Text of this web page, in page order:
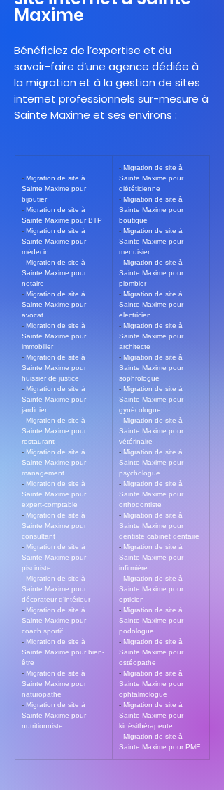
Maxime
Bénéficiez de l’expertise et du
savoir-faire d’une agence dédiée à
la migration et à la gestion de sites
internet professionnels sur-mesure à
Sainte Maxime et ses environs :
- Migration de site à
Sainte Maxime pour
bijoutier
- Migration de site à
Sainte Maxime pour BTP
- Migration de site à
Sainte Maxime pour
médecin
- Migration de site à
Sainte Maxime pour
notaire
- Migration de site à
Sainte Maxime pour
avocat
- Migration de site à
Sainte Maxime pour
immobilier
- Migration de site à
Sainte Maxime pour
huissier de justice
- Migration de site à
Sainte Maxime pour
jardinier
- Migration de site à
Sainte Maxime pour
restaurant
- Migration de site à
Sainte Maxime pour
management
- Migration de site à
Sainte Maxime pour
expert-comptable
- Migration de site à
Sainte Maxime pour
consultant
- Migration de site à
Sainte Maxime pour
pisciniste
- Migration de site à
Sainte Maxime pour
décorateur d’intérieur
- Migration de site à
Sainte Maxime pour
coach sportif
- Migration de site à
Sainte Maxime pour bien-
être
- Migration de site à
Sainte Maxime pour
naturopathe
- Migration de site à
Sainte Maxime pour
nutritionniste
- Migration de site à
Sainte Maxime pour
diététicienne
- Migration de site à
Sainte Maxime pour
boutique
- Migration de site à
Sainte Maxime pour
menuisier
- Migration de site à
Sainte Maxime pour
plombier
- Migration de site à
Sainte Maxime pour
electricien
- Migration de site à
Sainte Maxime pour
architecte
- Migration de site à
Sainte Maxime pour
sophrologue
- Migration de site à
Sainte Maxime pour
gynécologue
- Migration de site à
Sainte Maxime pour
vétérinaire
- Migration de site à
Sainte Maxime pour
psychologue
- Migration de site à
Sainte Maxime pour
orthodontiste
- Migration de site à
Sainte Maxime pour
dentiste cabinet dentaire
- Migration de site à
Sainte Maxime pour
infirmière
- Migration de site à
Sainte Maxime pour
opticien
- Migration de site à
Sainte Maxime pour
podologue
- Migration de site à
Sainte Maxime pour
ostéopathe
- Migration de site à
Sainte Maxime pour
ophtalmologue
- Migration de site à
Sainte Maxime pour
kinésithérapeute
- Migration de site à
Sainte Maxime pour PME